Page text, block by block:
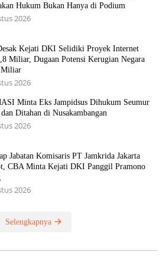
Hukum Bukan Hanya di Podium
2026
Kejati DKI Selidiki Proyek Internet
Miliar, Dugaan Potensi Kerugian Negara
Miliar
2026
Minta Eks Jampidsus Dihukum Seumur
Ditahan di Nusakambangan
2026
Jabatan Komisaris PT Jamkrida Jakarta
CBA Minta Kejati DKI Panggil Pramono
2026
Selengkapnya